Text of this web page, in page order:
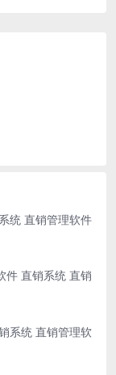
统 直销管理软件
件 直销系统 直销
系统 直销管理软